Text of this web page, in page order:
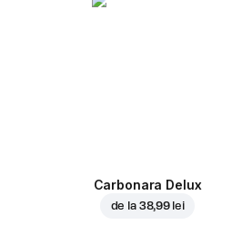
Carbonara Delux
de la 38,99 lei